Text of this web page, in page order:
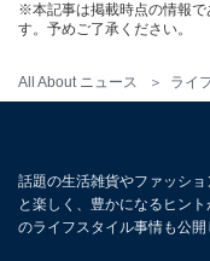
All About ニュース ライ
※本記事は掲載時点の情報で
す。予めご了承ください。
話題の生活雑貨やファッシ
と楽しく、豊かになるヒン
のライフスタイル事情も公開